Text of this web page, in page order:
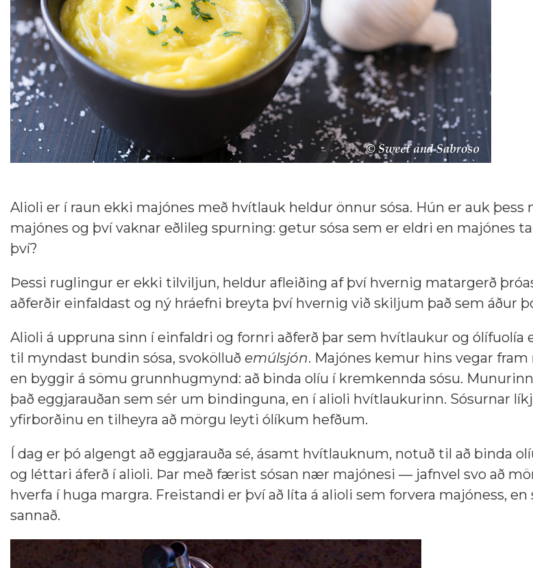
Alioli er í raun ekki majónes með hvítlauk heldur önnur sósa. Hún er auk þess
majónes og því vaknar eðlileg spurning: getur sósa sem er eldri en majónes
því?
Þessi ruglingur er ekki tilviljun, heldur afleiðing af því hvernig matargerð
aðferðir einfaldast og ný hráefni breyta því hvernig við skiljum það sem áður
Alioli á uppruna sinn í einfaldri og fornri aðferð þar sem hvítlaukur og ólífuolía
til myndast bundin sósa, svokölluð emúlsjón. Majónes kemur hins vegar
en byggir á sömu grunnhugmynd: að binda olíu í kremkennda sósu.
það eggjarauðan sem sér um bindinguna, en í alioli hvítlaukurinn. Sósurnar
yfirborðinu en tilheyra að mörgu leyti ólíkum hefðum.
Í dag er þó algengt að eggjarauða sé, ásamt hvítlauknum, notuð til að binda
og léttari áferð í alioli. Þar með færist sósan nær majónesi — jafnvel svo að
hverfa í huga margra. Freistandi er því að líta á alioli sem forvera majóness,
sannað.